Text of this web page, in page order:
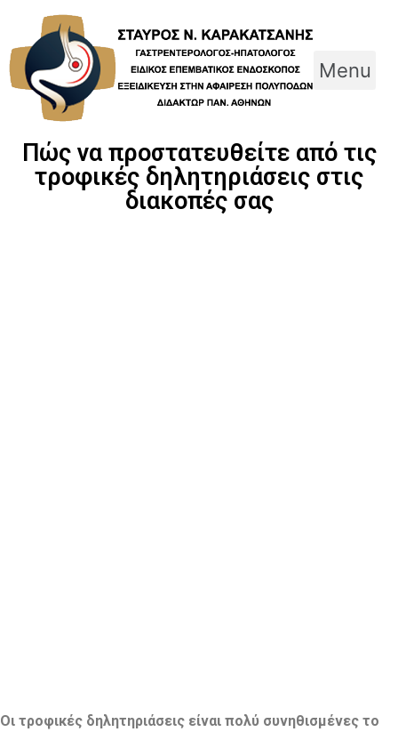
content
Menu
Πώς να προστατευθείτε από τις
τροφικές δηλητηριάσεις στις
διακοπές σας
Οι τροφικές δηλητηριάσεις είναι πολύ συνηθισμένες το